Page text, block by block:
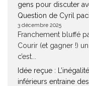
gens pour discuter
Question de Cyril
3 décembre 2025
Franchement bluffé
Courir (et gagner !)
c’est...
Idée reçue :
inférieurs entraine